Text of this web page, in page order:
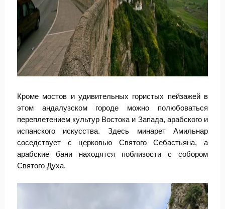
Кроме мостов и удивительных гористых пейзажей в
этом андалузском городе можно полюбоваться
переплетением культур Востока и Запада, арабского и
испанского искусства. Здесь минарет Амильнар
соседствует с церковью Святого Себастьяна, а
арабские бани находятся поблизости с собором
Святого Духа.